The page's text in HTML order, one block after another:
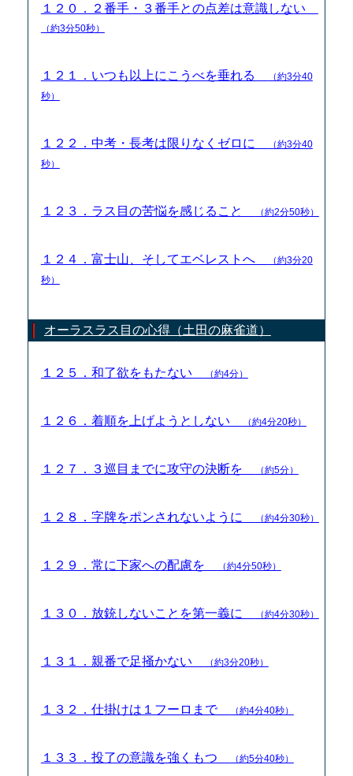
１２０．２番手・３番手との点差は意識しない
（約3分50秒）
１２１．いつも以上にこうべを垂れる
（約3分40
秒）
１２２．中考・長考は限りなくゼロに
（約3分40
秒）
１２３．ラス目の苦悩を感じること （約2分50秒）
１２４．富士山、そしてエベレストへ
（約3分20
秒）
オーラスラス目の心得（土田の麻雀道）
１２５．和了欲をもたない （約4分）
１２６．着順を上げようとしない （約4分20秒）
１２７．３巡目までに攻守の決断を （約5分）
１２８．字牌をポンされないように （約4分30秒）
１２９．常に下家への配慮を （約4分50秒）
１３０．放銃しないことを第一義に （約4分30秒）
１３１．親番で足掻かない （約3分20秒）
１３２．仕掛けは１フーロまで （約4分40秒）
１３３．投了の意識を強くもつ （約5分40秒）